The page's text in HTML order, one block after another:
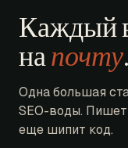
Каждый
напочту.
Одна большая
SEO-воды.
еще шипит код.